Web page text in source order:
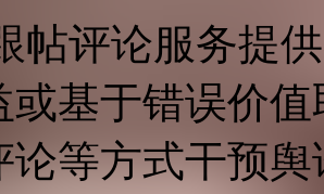
帖评论服务提
或基于错误价
论等方式干预